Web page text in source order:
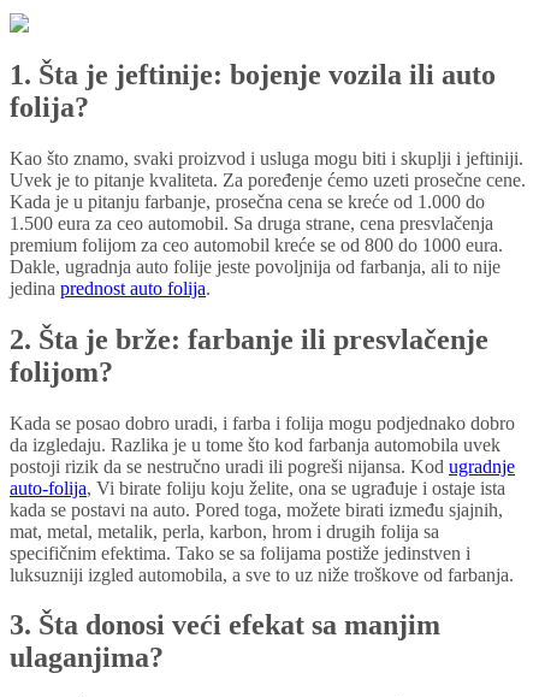
1. Šta je jeftinije: bojenje vozila ili auto
folija?
Kao što znamo, svaki proizvod i usluga mogu biti i skuplji i jeftiniji.
Uvek je to pitanje kvaliteta. Za poređenje ćemo uzeti prosečne cene.
Kada je u pitanju farbanje, prosečna cena se kreće od 1.000 do
1.500 eura za ceo automobil. Sa druga strane, cena presvlačenja
premium folijom za ceo automobil kreće se od 800 do 1000 eura.
Dakle, ugradnja auto folije jeste povoljnija od farbanja, ali to nije
jedina prednost auto folija.
2. Šta je brže: farbanje ili presvlačenje
folijom?
Kada se posao dobro uradi, i farba i folija mogu podjednako dobro
da izgledaju. Razlika je u tome što kod farbanja automobila uvek
postoji rizik da se nestručno uradi ili pogreši nijansa. Kod ugradnje
auto-folija, Vi birate foliju koju želite, ona se ugrađuje i ostaje ista
kada se postavi na auto. Pored toga, možete birati između sjajnih,
mat, metal, metalik, perla, karbon, hrom i drugih folija sa
specifičnim efektima. Tako se sa folijama postiže jedinstven i
luksuzniji izgled automobila, a sve to uz niže troškove od farbanja.
3. Šta donosi veći efekat sa manjim
ulaganjima?